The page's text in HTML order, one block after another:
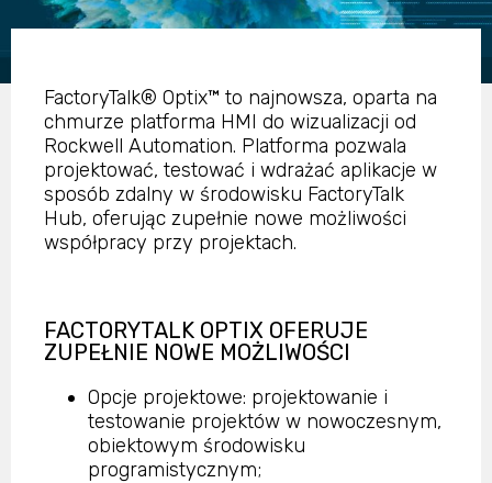
FactoryTalk® Optix™ to najnowsza, oparta na
chmurze platforma HMI do wizualizacji od
Rockwell Automation. Platforma pozwala
projektować, testować i wdrażać aplikacje w
sposób zdalny w środowisku FactoryTalk
Hub, oferując zupełnie nowe możliwości
współpracy przy projektach.
FACTORYTALK OPTIX OFERUJE
ZUPEŁNIE NOWE MOŻLIWOŚCI
Opcje projektowe: projektowanie i
testowanie projektów w nowoczesnym,
obiektowym środowisku
programistycznym;